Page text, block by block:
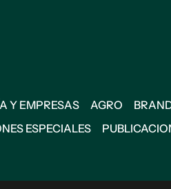
Y EMPRESAS AGRO
ESPECIALES